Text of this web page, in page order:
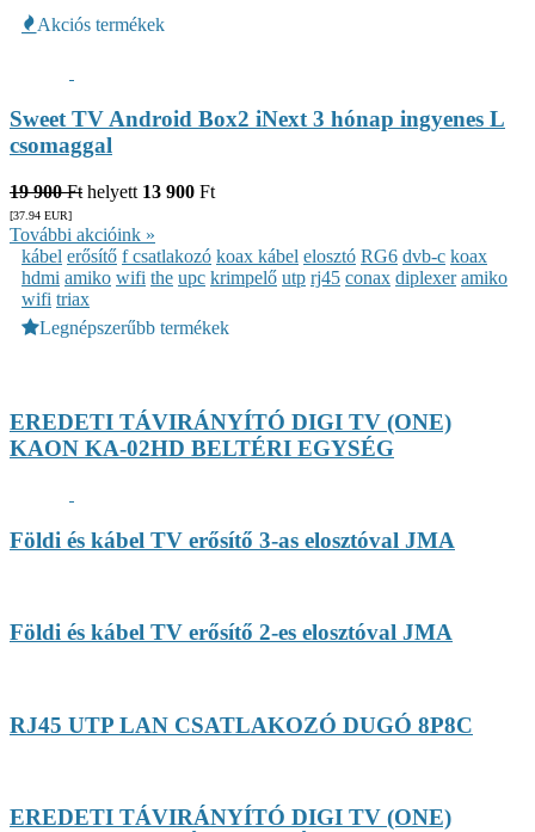
Akciós termékek
Sweet TV Android Box2 iNext 3 hónap ingyenes L
csomaggal
19 900 Ft helyett 13 900 Ft
[37.94 EUR]
További akcióink »
kábel erősítő f csatlakozó koax kábel elosztó RG6 dvb-c koax
hdmi amiko wifi the upc krimpelő utp rj45 conax diplexer amiko
wifi triax
Legnépszerűbb termékek
EREDETI TÁVIRÁNYÍTÓ DIGI TV (ONE)
KAON KA-02HD BELTÉRI EGYSÉG
Földi és kábel TV erősítő 3-as elosztóval JMA
Földi és kábel TV erősítő 2-es elosztóval JMA
RJ45 UTP LAN CSATLAKOZÓ DUGÓ 8P8C
EREDETI TÁVIRÁNYÍTÓ DIGI TV (ONE)